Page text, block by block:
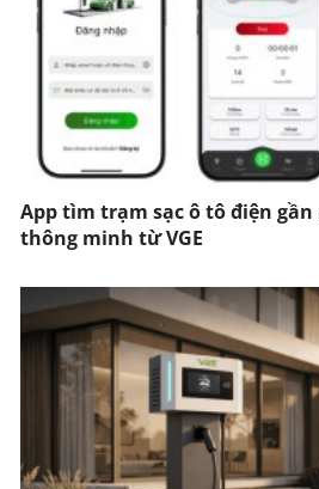
App tìm trạm sạc ô tô điện
thông minh từ VGE